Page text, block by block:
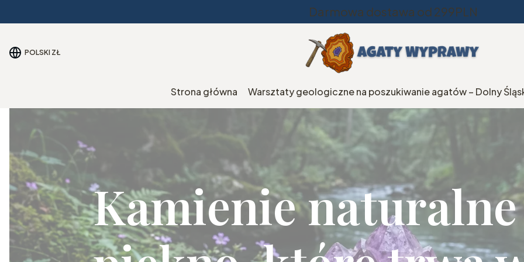
Darmowa dostawa od 299PLN
POLSKI ZŁ
Strona główna Warsztaty geologiczne na poszukiwanie agatów – Dolny
Kamienie